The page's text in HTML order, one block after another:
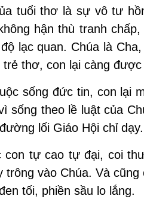
tuổi thơ là sự vô tư
hận thù tranh
lạc quan. Chúa là
thơ, con lại càng được
sống đức tin, con lại
sống theo lề luật của
lối Giáo Hội chỉ
con tự cao tự đại, coi
trông vào Chúa. Và
tối, phiền sầu lo lắng.